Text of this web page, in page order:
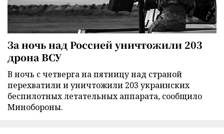
За ночь над Россией уничтожили 203
дрона ВСУ
В ночь с четверга на пятницу над страной
перехватили и уничтожили 203 украинских
беспилотных летательных аппарата, сообщило
Минобороны.